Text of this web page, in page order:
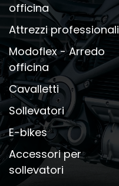
officina
Attrezzi professionali
Modoflex - Arredo
officina
Cavalletti
Sollevatori
E-bikes
Accessori per
sollevatori